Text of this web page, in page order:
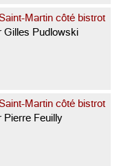
Martin côté bistrot
Gilles Pudlowski
Martin côté bistrot
Pierre Feuilly